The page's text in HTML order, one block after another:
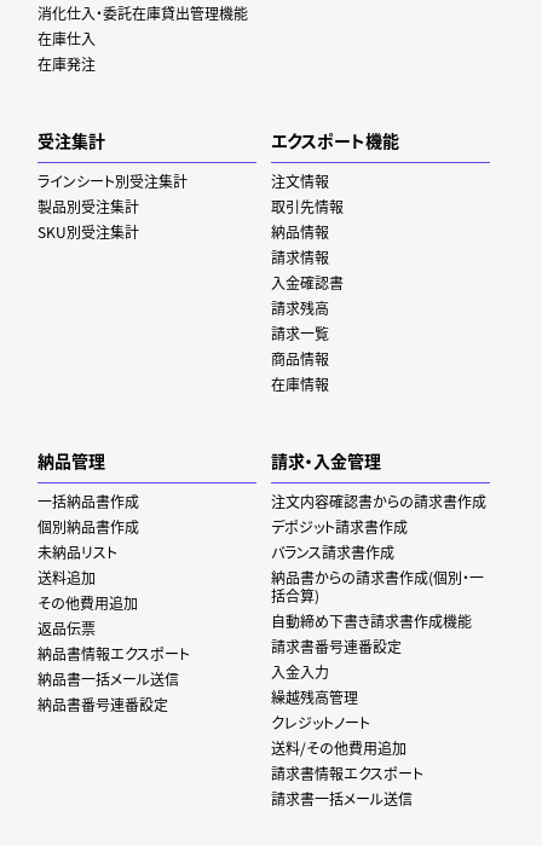
消化仕入・委託在庫貸出管理機能
在庫仕入
在庫発注
受注集計
ラインシート別受注集計
製品別受注集計
SKU別受注集計
エクスポート機能
注文情報
取引先情報
納品情報
請求情報
入金確認書
請求残高
請求一覧
商品情報
在庫情報
納品管理
一括納品書作成
個別納品書作成
未納品リスト
送料追加
その他費用追加
返品伝票
納品書情報エクスポート
納品書一括メール送信
納品書番号連番設定
請求・入金管理
注文内容確認書からの請求書作成
デポジット請求書作成
バランス請求書作成
納品書からの請求書作成(個別・一
括合算)
自動締め下書き請求書作成機能
請求書番号連番設定
入金入力
繰越残高管理
クレジットノート
送料/その他費用追加
請求書情報エクスポート
請求書一括メール送信